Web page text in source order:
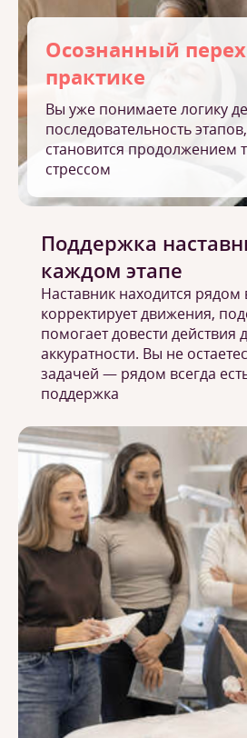
Осознанный
практике
Вы уже понимаете логику
последовательность
становится продолжением
стрессом
Поддержка
каждом этапе
Наставник находится
корректирует движения,
помогает довести действия
аккуратности. Вы не
задачей — рядом всегда
поддержка